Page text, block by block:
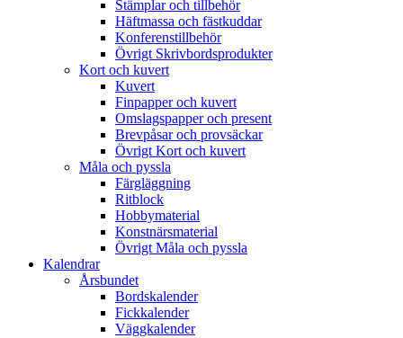
Stämplar och tillbehör
Häftmassa och fästkuddar
Konferenstillbehör
Övrigt Skrivbordsprodukter
Kort och kuvert
Kuvert
Finpapper och kuvert
Omslagspapper och present
Brevpåsar och provsäckar
Övrigt Kort och kuvert
Måla och pyssla
Färgläggning
Ritblock
Hobbymaterial
Konstnärsmaterial
Övrigt Måla och pyssla
Kalendrar
Årsbundet
Bordskalender
Fickkalender
Väggkalender